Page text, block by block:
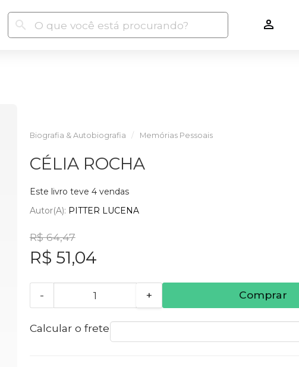
Biografia & Autobiografia Memórias Pessoais
CÉLIA ROCHA
Este livro teve 4 vendas
Autor(a): PITTER LUCENA
R$ 64,47
R$ 51,04
- + Comprar
Calcular o frete